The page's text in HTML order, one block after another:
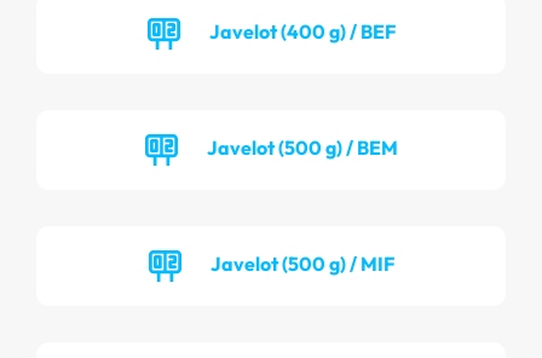
Javelot (400 g) / BEF
Javelot (500 g) / BEM
Javelot (500 g) / MIF